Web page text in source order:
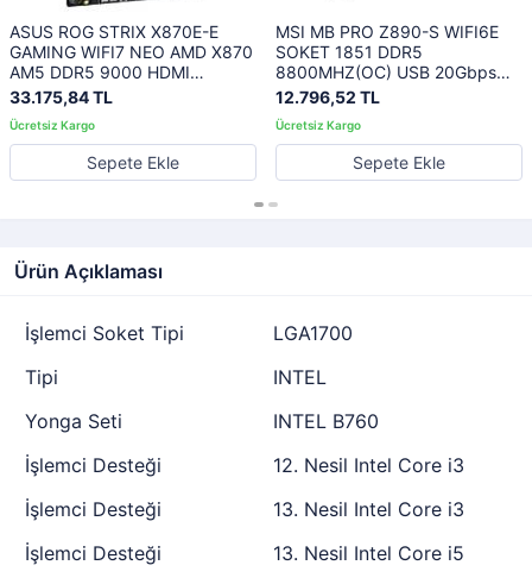
ASUS ROG STRIX X870E-E
GAMING WIFI7 NEO AMD X870
AM5 DDR5 9000 HDMI
2xUSB4 5x M2 USB3.2 WiFi 7 +
BT AURA RGB 5Gbit LAN ATX
18+2+2 Güç Aşamaları, Çift
USB4, AIO Q-CONNECTOR
33.175,84 TL
Sepete Ekle
MSI MB PRO Z890-S WIFI6E
SOKET 1851 DDR5
8800MHZ(OC) USB 20Gbps
3xM.2 HDMI DP 2.5G LAN WIFI
12.796,52 TL
Sepete Ekle
Ürün Açıklaması
İşlemci Soket Tipi
LGA1700
Tipi
INTEL
Yonga Seti
INTEL B760
İşlemci Desteği
12. Nesil Intel Core i3
İşlemci Desteği
13. Nesil Intel Core i3
İşlemci Desteği
13. Nesil Intel Core i5